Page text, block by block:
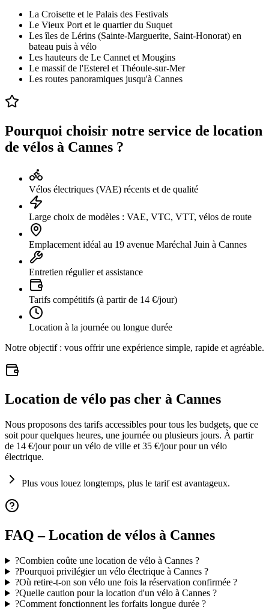
La Croisette et le Palais des Festivals
Le Vieux Port et le quartier du Suquet
Les îles de Lérins (Sainte-Marguerite, Saint-Honorat) en
bateau puis à vélo
Les hauteurs de Le Cannet et Mougins
Le massif de l'Esterel et Théoule-sur-Mer
Les routes panoramiques jusqu'à Cannes
Pourquoi choisir notre service de location
de vélos à Cannes ?
Vélos électriques (VAE) récents et de qualité
Large choix de modèles : VAE, VTC, VTT, vélos de route
Emplacement idéal au 19 avenue Maréchal Juin à Cannes
Entretien régulier et assistance
Tarifs compétitifs (à partir de 14 €/jour)
Location à la journée ou longue durée
Notre objectif : vous offrir une expérience simple, rapide et agréable.
Location de vélo pas cher à Cannes
Nous proposons des tarifs accessibles pour tous les budgets, que ce
soit pour quelques heures, une journée ou plusieurs jours. À partir
de 14 €/jour pour un vélo de ville et 35 €/jour pour un vélo
électrique.
Plus vous louez longtemps, plus le tarif est avantageux.
FAQ – Location de vélos à Cannes
?Combien coûte une location de vélo à Cannes ?
?Pourquoi privilégier un vélo électrique à Cannes ?
?Où retire-t-on son vélo une fois la réservation confirmée ?
?Quelle caution pour la location d'un vélo à Cannes ?
?Comment fonctionnent les forfaits longue durée ?